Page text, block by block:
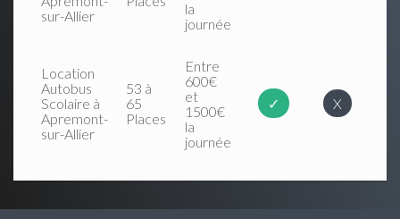
sur-Allier
la
journée
Location
Autobus
Scolaire à
Apremont-
sur-Allier
53 à
65
Places
Entre
600€
et
1500€
la
journée
✓ X